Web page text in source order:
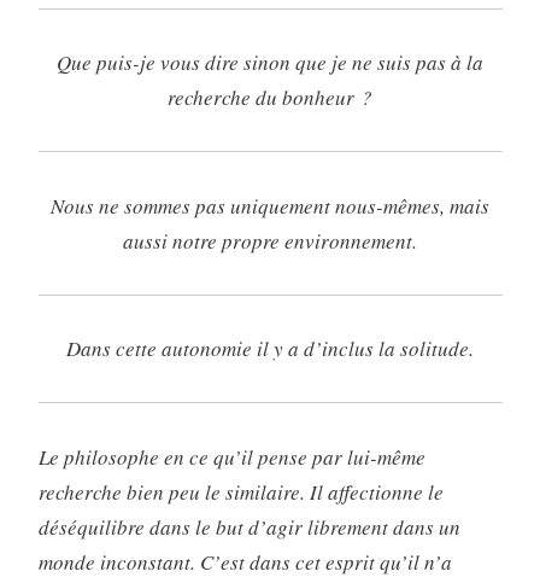
Que puis-je vous dire sinon que je ne suis pas à la
recherche du bonheur ?
Nous ne sommes pas uniquement nous-mêmes, mais
aussi notre propre environnement.
Dans cette autonomie il y a d’inclus la solitude.
Le philosophe en ce qu’il pense par lui-même
recherche bien peu le similaire. Il affectionne le
déséquilibre dans le but d’agir librement dans un
monde inconstant. C’est dans cet esprit qu’il n’a